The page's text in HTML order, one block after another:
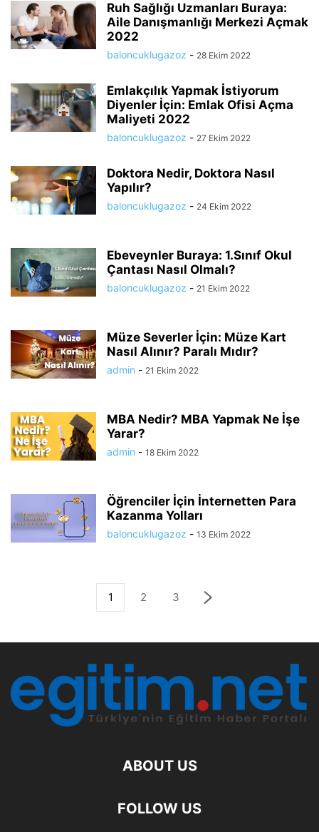
Ruh Sağlığı Uzmanları Buraya:
Aile Danışmanlığı Merkezi Açmak
2022
baloncuklugazoz - 28 Ekim 2022
Emlakçılık Yapmak İstiyorum
Diyenler İçin: Emlak Ofisi Açma
Maliyeti 2022
baloncuklugazoz - 27 Ekim 2022
Doktora Nedir, Doktora Nasıl
Yapılır?
baloncuklugazoz - 24 Ekim 2022
Ebeveynler Buraya: 1.Sınıf Okul
Çantası Nasıl Olmalı?
baloncuklugazoz - 21 Ekim 2022
Müze Severler İçin: Müze Kart
Nasıl Alınır? Paralı Mıdır?
admin - 21 Ekim 2022
MBA Nedir? MBA Yapmak Ne İşe
Yarar?
admin - 18 Ekim 2022
Öğrenciler İçin İnternetten Para
Kazanma Yolları
baloncuklugazoz - 13 Ekim 2022
1 2 3
ABOUT US
FOLLOW US